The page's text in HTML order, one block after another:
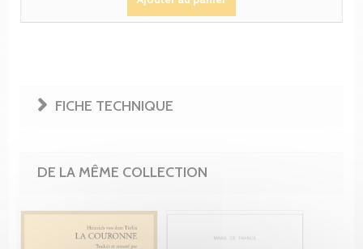
FICHE TECHNIQUE
DE LA MÊME COLLECTION